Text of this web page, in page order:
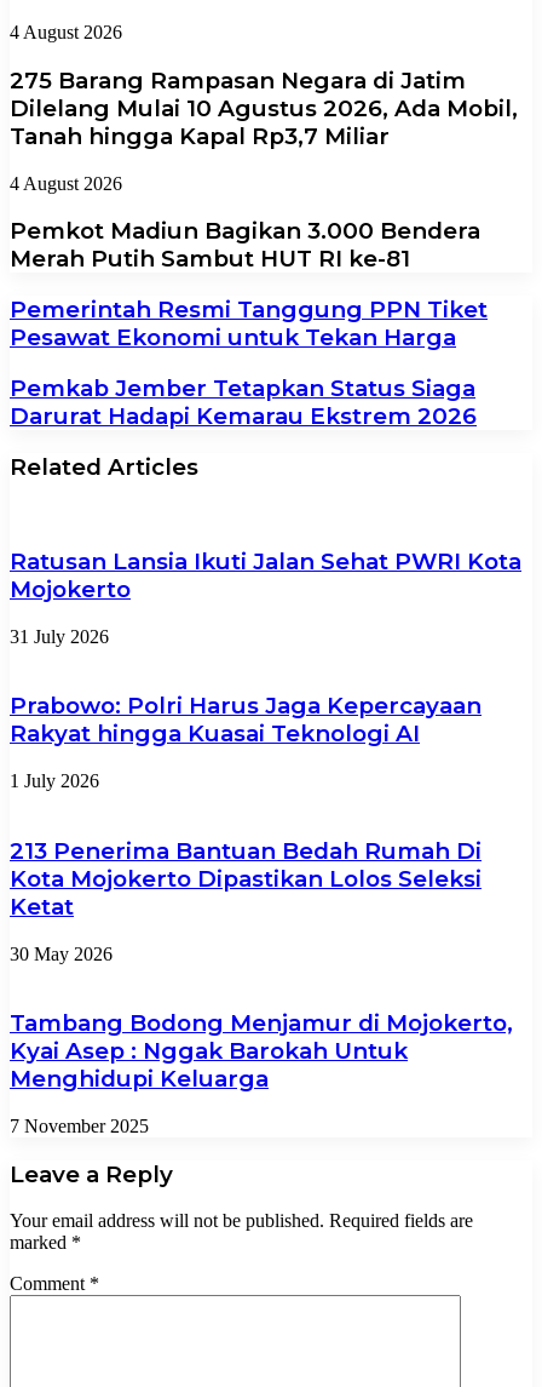
4 August 2026
275 Barang Rampasan Negara di Jatim
Dilelang Mulai 10 Agustus 2026, Ada Mobil,
Tanah hingga Kapal Rp3,7 Miliar
4 August 2026
Pemkot Madiun Bagikan 3.000 Bendera
Merah Putih Sambut HUT RI ke-81
Pemerintah Resmi Tanggung PPN Tiket
Pesawat Ekonomi untuk Tekan Harga
Pemkab Jember Tetapkan Status Siaga
Darurat Hadapi Kemarau Ekstrem 2026
Related Articles
Ratusan Lansia Ikuti Jalan Sehat PWRI Kota
Mojokerto
31 July 2026
Prabowo: Polri Harus Jaga Kepercayaan
Rakyat hingga Kuasai Teknologi AI
1 July 2026
213 Penerima Bantuan Bedah Rumah Di
Kota Mojokerto Dipastikan Lolos Seleksi
Ketat
30 May 2026
Tambang Bodong Menjamur di Mojokerto,
Kyai Asep : Nggak Barokah Untuk
Menghidupi Keluarga
7 November 2025
Leave a Reply
Your email address will not be published. Required fields are
marked *
Comment *